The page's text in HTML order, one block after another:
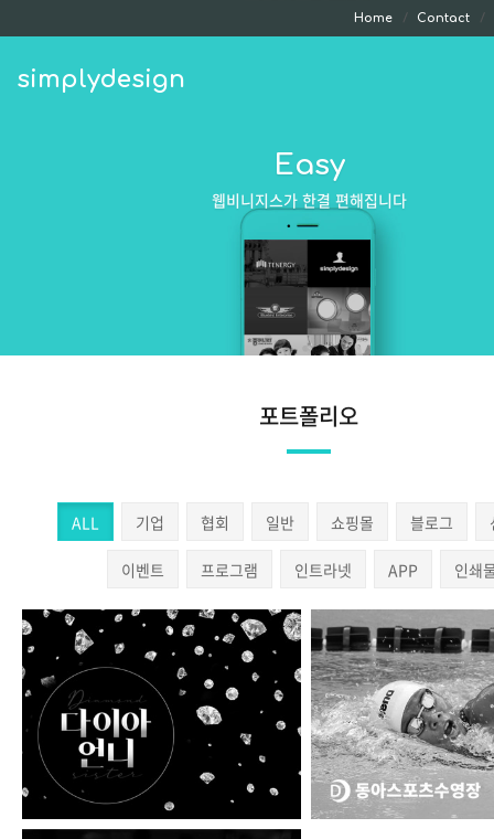
Home Contact
simplydesign
Easy
웹비니지스가 한결 편해집니다
포트폴리오
ALL 기업 협회 일반 쇼핑몰 블로그
이벤트 프로그램 인트라넷 APP 인쇄
다이아언니 동아스포츠수영